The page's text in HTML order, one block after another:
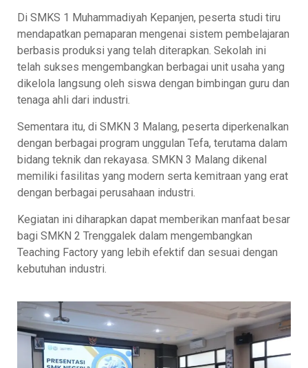
Di SMKS 1 Muhammadiyah Kepanjen, peserta studi tiru
mendapatkan pemaparan mengenai sistem pembelajaran
berbasis produksi yang telah diterapkan. Sekolah ini
telah sukses mengembangkan berbagai unit usaha yang
dikelola langsung oleh siswa dengan bimbingan guru dan
tenaga ahli dari industri.
Sementara itu, di SMKN 3 Malang, peserta diperkenalkan
dengan berbagai program unggulan Tefa, terutama dalam
bidang teknik dan rekayasa. SMKN 3 Malang dikenal
memiliki fasilitas yang modern serta kemitraan yang erat
dengan berbagai perusahaan industri.
Kegiatan ini diharapkan dapat memberikan manfaat besar
bagi SMKN 2 Trenggalek dalam mengembangkan
Teaching Factory yang lebih efektif dan sesuai dengan
kebutuhan industri.